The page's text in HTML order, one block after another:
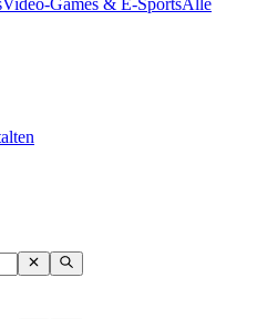
Video-Games & E-SportsAlle